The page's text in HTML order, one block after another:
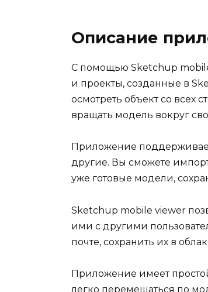
Описание
С помощью Sketchup
и проекты, созданные в
осмотреть объект со всех
вращать модель вокруг
Приложение
другие. Вы сможете
уже готовые модели,
Sketchup mobile viewer
ими с другими
почте, сохранить их в
Приложение имеет
легко перемещаться по